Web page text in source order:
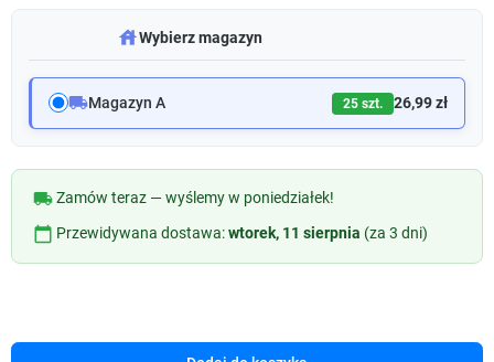
warehouseWybierz magazyn
local_shippingMagazyn A 25 szt. 26,99 zł
local_shippingZamów teraz — wyślemy w poniedziałek!
calendar_today Przewidywana dostawa:wtorek, 11 sierpnia (za 3 dni)